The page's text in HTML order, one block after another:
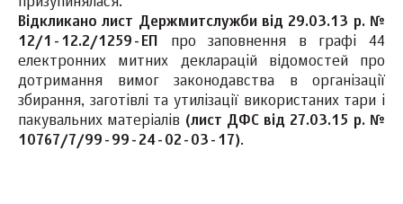
Відкликано лист Держмитслужби від 29.03.13 р. №
12/1-12.2/1259-ЕП
про заповнення в графі 44
електронних митних декларацій відомостей про
дотримання вимог законодавства в організації
збирання, заготівлі та утилізації використаних тари і
пакувальних матеріалів (лист ДФС від 27.03.15 р. №
10767/7/99-99-24-02-03-17).